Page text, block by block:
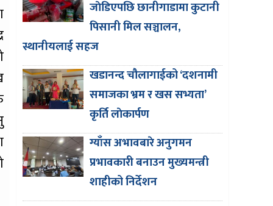
जाेडिएपछि छानीगाडामा कुटानी
पिसानी मिल सञ्चालन,
स्थानीयलाई सहज
खडानन्द चौलागाईको ‘दशनामी
समाजका भ्रम र खस सभ्यता’
कृर्ति लाेकार्पण
ग्याँस अभावबारे अनुगमन
प्रभावकारी बनाउन मुख्यमन्त्री
शाहीको निर्देशन